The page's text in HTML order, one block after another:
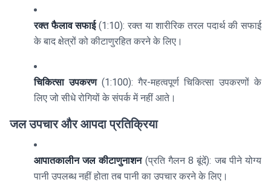
रक्त फैलाव सफाई(1:10): रक्त या शारीरिक तरल पदार्थ की सफाई
के बाद क्षेत्रों को कीटाणुरहित करने के लिए।
चिकित्सा उपकरण(1:100): गैर-महत्वपूर्ण चिकित्सा उपकरणों के
लिए जो सीधे रोगियों के संपर्क में नहीं आते।
जल उपचार और आपदा प्रतिक्रिया
आपातकालीन जल कीटाणुनाशन(प्रति गैलन 8 बूंदें): जब पीने योग्य
पानी उपलब्ध नहीं होता तब पानी का उपचार करने के लिए।